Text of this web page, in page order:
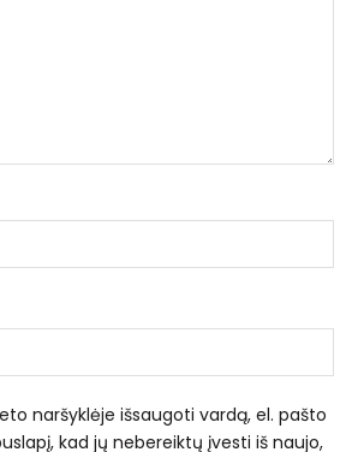
naršyklėje išsaugoti vardą, el. pašto
kad jų nebereiktų įvesti iš naujo,